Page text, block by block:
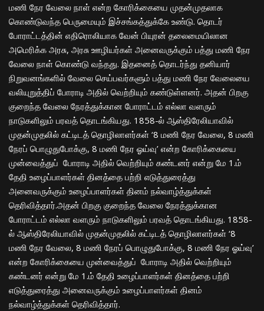
மணி நேர வேலை நாள் என்ற கோரிக்கையை முதன்முதலாக
கொண்டுவந்த பெருமையும் இச்சங்கத்துக்கே உண்டு. தொடர்
போராட்டத்தின் எதிரொலியாக வேன் பியுரன் தலைமையிலான
அமெரிக்க அரசு, அரசு ஊழியர்கள் அனைவருக்கும் பத்து மணி நேர
வேலை நாள் கொண்டு வந்தது. இதனைத் தொடர்ந்து தனியார்
நிறுவனங்களில் வேலை செய்பவர்களும் பத்து மணி நேர வேலையை
வலியுறுத்திப் போராடி அதில் வெற்றியும் கண்டுள்ளனர். அதன் பிறகு
குறைந்த வேலை நேரத்துக்கான போராட்டம் எல்லா வளரும்
நாடுகளிலும் பரவத் தொடங்கியது. 1858-ல் ஆஸ்திரேலியாவில்
முதன்முதலில் கட்டிடத் தொழிலாளர்கள் ‘8 மணி நேர வேலை, 8 மணி
நேரப் பொழுதுபோக்கு, 8 மணி நேர ஓய்வு’ என்ற கோரிக்கையை
முன்வைத்துப் போராடி அதில் வெற்றியும் கண்டனர் என்று மே 1.ம்
தேதி உழைப்பாளர்கள் தினத்தை பற்றி எடுத்துரைத்து
அனைவருக்கும் உழைப்பாளர்கள் தினம் நல்வாழ்த்துக்கள்
தெரிவித்தார்.அதன் பிறகு குறைந்த வேலை நேரத்துக்கான
போராட்டம் எல்லா வளரும் நாடுகளிலும் பரவத் தொடங்கியது. 1858-
ல் ஆஸ்திரேலியாவில் முதன்முதலில் கட்டிடத் தொழிலாளர்கள் ‘8
மணி நேர வேலை, 8 மணி நேரப் பொழுதுபோக்கு, 8 மணி நேர ஓய்வு’
என்ற கோரிக்கையை முன்வைத்துப் போராடி அதில் வெற்றியும்
கண்டனர் என்று மே 1.ம் தேதி உழைப்பாளர்கள் தினத்தை பற்றி
எடுத்துரைத்து அனைவருக்கும் உழைப்பாளர்கள் தினம்
நல்வாழ்த்துக்கள் தெரிவித்தார்.